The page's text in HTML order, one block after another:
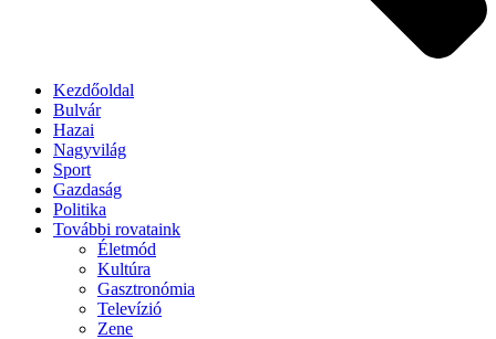
Kezdőoldal
Bulvár
Hazai
Nagyvilág
Sport
Gazdaság
Politika
További rovataink
Életmód
Kultúra
Gasztronómia
Televízió
Zene